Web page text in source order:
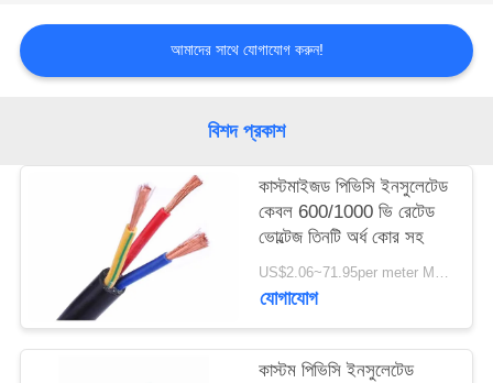
খবর
ম্যাপ
আমাদের সাথে যোগাযোগ করুন!
বিশদ প্রকাশ
কাস্টমাইজড পিভিসি ইনসুলেটেড
কেবল 600/1000 ভি রেটেড
ভোল্টেজ তিনটি অর্ধ কোর সহ
US$2.06~71.95per meter MOQ:1000 মিটার
যোগাযোগ
কাস্টম পিভিসি ইনসুলেটেড